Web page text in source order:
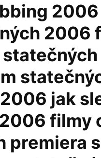
2006
jak
filmy
premiera